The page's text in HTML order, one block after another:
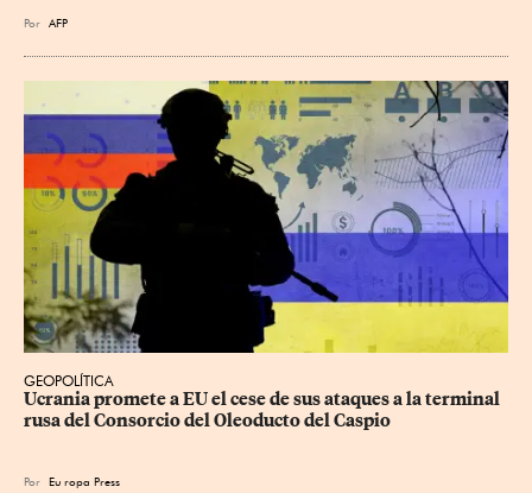
Por AFP
GEOPOLÍTICA
Ucrania promete a EU el cese de sus ataques a la terminal
rusa del Consorcio del Oleoducto del Caspio
Por Eu ropa Press